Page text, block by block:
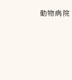
動物病